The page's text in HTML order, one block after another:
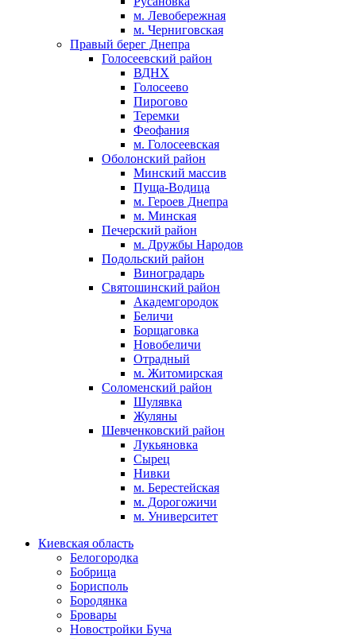
м. Левобережная
м. Черниговская
Правый берег Днепра
Голосеевский район
ВДНХ
Голосеево
Пирогово
Теремки
Феофания
м. Голосеевская
Оболонский район
Минский массив
Пуща-Водица
м. Героев Днепра
м. Минская
Печерский район
м. Дружбы Народов
Подольский район
Виноградарь
Святошинский район
Академгородок
Беличи
Борщаговка
Новобеличи
Отрадный
м. Житомирская
Соломенский район
Шулявка
Жуляны
Шевченковский район
Лукьяновка
Сырец
Нивки
м. Берестейская
м. Дорогожичи
м. Университет
Киевская область
Белогородка
Бобрица
Борисполь
Бородянка
Бровары
Новостройки Буча